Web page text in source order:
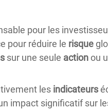
pour les
pour réduire le risque
sur une seule actionou
les indicateurs
impact significatif sur